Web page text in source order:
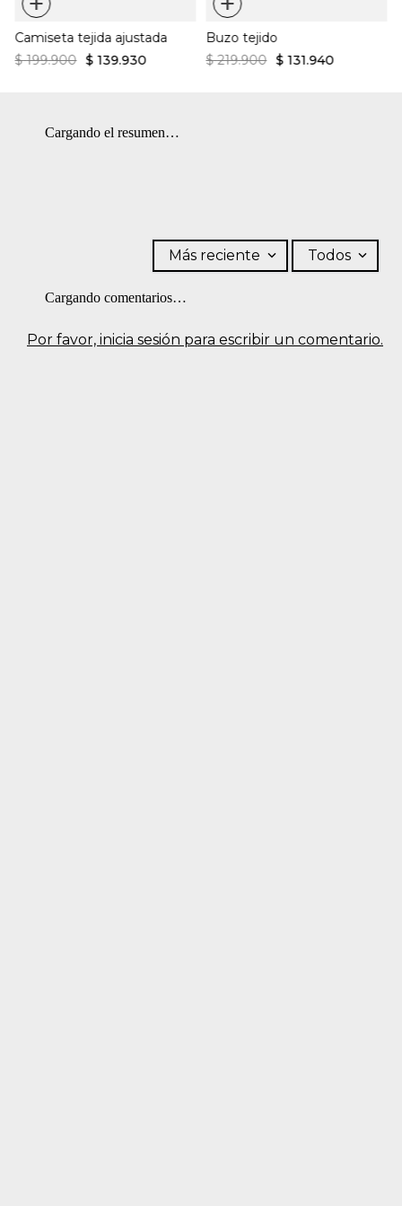
retorcer ni exprimir. SECADO: No secar en máquina.
Camiseta tejida ajustada
$ 199.900 $ 139.930
Buzo tejido
$ 219.900 $ 131.940
Cargando el resumen…
Por favor, inicia sesión para escribir un comentario.
Más reciente Todos
Cargando comentarios…